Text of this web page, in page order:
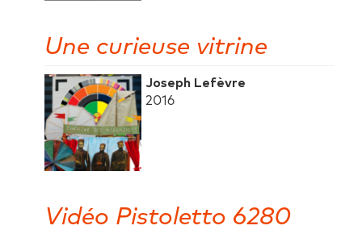
Une curieuse vitrine
Joseph Lefèvre
2016
Vidéo Pistoletto 6280